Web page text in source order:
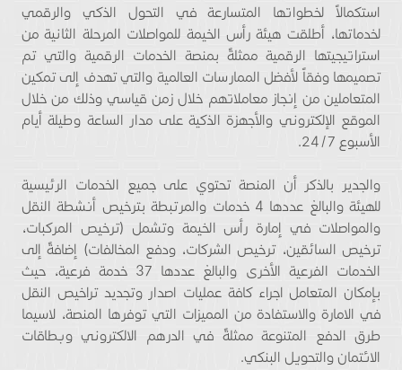
استكمالاً لخطواتها المتسارعة في التحول الذكي والرقمي
لخدماتها، أطلقت هيئة رأس الخيمة للمواصلات المرحلة الثانية من
استراتيجيتها الرقمية ممثلةً بمنصة الخدمات الرقمية والتي تم
تصميمها وفقاً لأفضل الممارسات العالمية والتي تهدف إلى تمكين
المتعاملين من إنجاز معاملاتهم خلال زمن قياسي وذلك من خلال
الموقع الإلكتروني والأجهزة الذكية على مدار الساعة وطيلة أيام
الأسبوع 24/7.
والجدير بالذكر أن المنصة تحتوي على جميع الخدمات الرئيسية
للهيئة والبالغ عددها 4 خدمات والمرتبطة بترخيص أنشطة النقل
والمواصلات في إمارة رأس الخيمة وتشمل (ترخيص المركبات،
ترخيص السائقين، ترخيص الشركات، ودفع المخالفات) إضافةً إلى
الخدمات الفرعية الأخرى والبالغ عددها 37 خدمة فرعية، حيث
بإمكان المتعامل اجراء كافة عمليات اصدار وتجديد تراخيص النقل
في الامارة والاستفادة من المميزات التي توفرها المنصة، لاسيما
طرق الدفع المتنوعة ممثلةً في الدرهم الالكتروني وبطاقات
الائتمان والتحويل البنكي.